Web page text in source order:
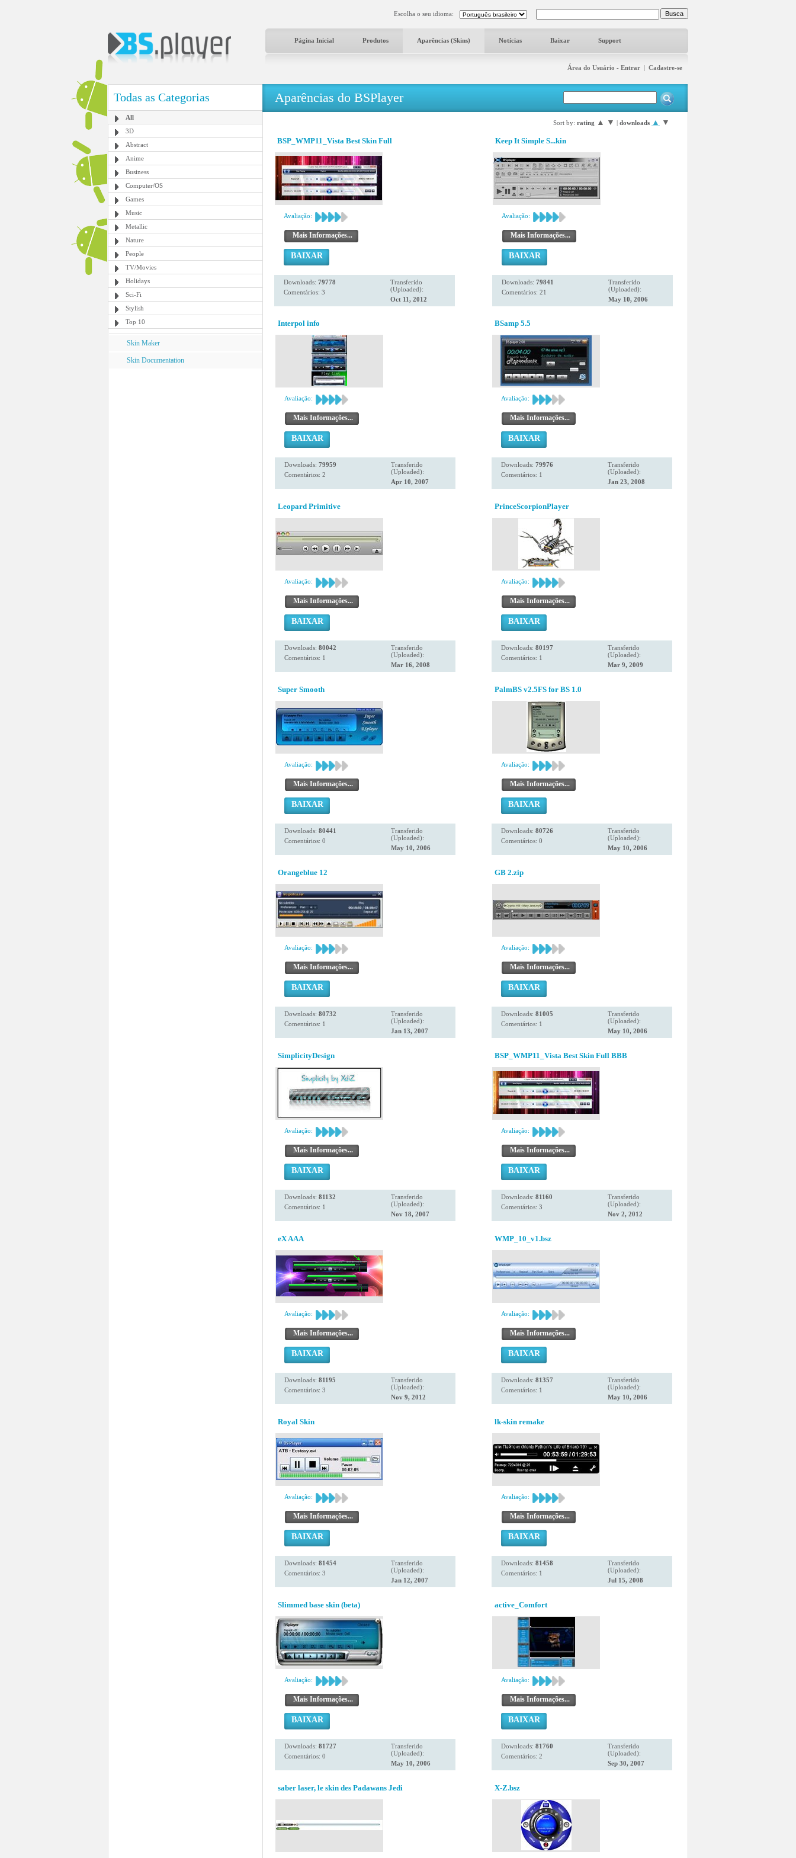
Escolha o seu idioma:
Página Inicial Produtos Aparências (Skins) Notícias Baixar Support
Área do Usuário - Entrar | Cadastre-se
Todas as Categorias
All
3D
Abstract
Anime
Business
Computer/OS
Games
Music
Metallic
Nature
People
TV/Movies
Holidays
Sci-Fi
Stylish
Top 10
Skin Maker
Skin Documentation
Aparências do BSPlayer
Sort by: rating ▲ ▼ | downloads ▲ ▼
BSP_WMP11_Vista Best Skin Full
Avaliação:
Mais Informações...
BAIXAR
Downloads: 79778
Comentários: 3
Transferido
(Uploaded):
Oct 11, 2012
Keep It Simple S...kin
Avaliação:
Mais Informações...
BAIXAR
Downloads: 79841
Comentários: 21
Transferido
(Uploaded):
May 10, 2006
Interpol info
Avaliação:
Mais Informações...
BAIXAR
Downloads: 79959
Comentários: 2
Transferido
(Uploaded):
Apr 10, 2007
BSamp 5.5
Avaliação:
Mais Informações...
BAIXAR
Downloads: 79976
Comentários: 1
Transferido
(Uploaded):
Jan 23, 2008
Leopard Primitive
Avaliação:
Mais Informações...
BAIXAR
Downloads: 80042
Comentários: 1
Transferido
(Uploaded):
Mar 16, 2008
PrinceScorpionPlayer
Avaliação:
Mais Informações...
BAIXAR
Downloads: 80197
Comentários: 1
Transferido
(Uploaded):
Mar 9, 2009
Super Smooth
Avaliação:
Mais Informações...
BAIXAR
Downloads: 80441
Comentários: 0
Transferido
(Uploaded):
May 10, 2006
PalmBS v2.5FS for BS 1.0
Avaliação:
Mais Informações...
BAIXAR
Downloads: 80726
Comentários: 0
Transferido
(Uploaded):
May 10, 2006
Orangeblue 12
Avaliação:
Mais Informações...
BAIXAR
Downloads: 80732
Comentários: 1
Transferido
(Uploaded):
Jan 13, 2007
GB 2.zip
Avaliação:
Mais Informações...
BAIXAR
Downloads: 81005
Comentários: 1
Transferido
(Uploaded):
May 10, 2006
SimplicityDesign
Avaliação:
Mais Informações...
BAIXAR
Downloads: 81132
Comentários: 1
Transferido
(Uploaded):
Nov 18, 2007
BSP_WMP11_Vista Best Skin Full BBB
Avaliação:
Mais Informações...
BAIXAR
Downloads: 81160
Comentários: 3
Transferido
(Uploaded):
Nov 2, 2012
eX AAA
Avaliação:
Mais Informações...
BAIXAR
Downloads: 81195
Comentários: 3
Transferido
(Uploaded):
Nov 9, 2012
WMP_10_v1.bsz
Avaliação:
Mais Informações...
BAIXAR
Downloads: 81357
Comentários: 1
Transferido
(Uploaded):
May 10, 2006
Royal Skin
Avaliação:
Mais Informações...
BAIXAR
Downloads: 81454
Comentários: 3
Transferido
(Uploaded):
Jan 12, 2007
lk-skin remake
Avaliação:
Mais Informações...
BAIXAR
Downloads: 81458
Comentários: 1
Transferido
(Uploaded):
Jul 15, 2008
Slimmed base skin (beta)
Avaliação:
Mais Informações...
BAIXAR
Downloads: 81727
Comentários: 0
Transferido
(Uploaded):
May 10, 2006
active_Comfort
Avaliação:
Mais Informações...
BAIXAR
Downloads: 81760
Comentários: 2
Transferido
(Uploaded):
Sep 30, 2007
saber laser, le skin des Padawans Jedi X-Z.bsz